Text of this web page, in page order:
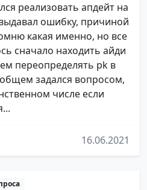
реализовать апдейт на
ошибку, причиной
какая именно, но все
сначало находить айди
переопределять pk в
задался вопросом,
числе если
16.06.2021